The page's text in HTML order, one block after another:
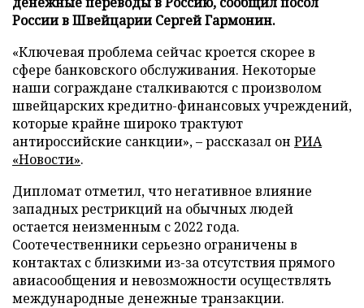
России в Швейцарии Сергей Гармонин.
«Ключевая проблема сейчас кроется скорее в
сфере банковского обслуживания. Некоторые
наши сограждане сталкиваются с произволом
швейцарских кредитно-финансовых учреждений,
которые крайне широко трактуют
антироссийские санкции», – рассказал он РИА
«Новости».
Дипломат отметил, что негативное влияние
западных рестрикций на обычных людей
остается неизменным с 2022 года.
Соотечественники серьезно ограничены в
контактах с близкими из-за отсутствия прямого
авиасообщения и невозможности осуществлять
международные денежные транзакции.